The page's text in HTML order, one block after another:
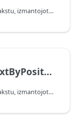
Atgriež funkciju, kas kombinē teksta sarakstu, izmantojot norādītos garumus.
Combiner.CombineTextByPositions
Atgriež funkciju, kas kombinē teksta sarakstu, izmantojot norādītās izvades pozīcijas.